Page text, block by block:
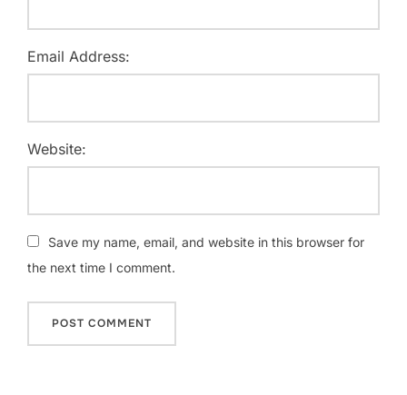
Email Address:
Website:
Save my name, email, and website in this browser for
the next time I comment.